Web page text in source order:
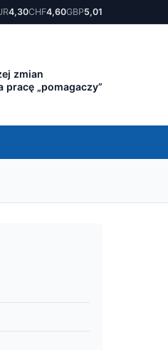
4,30CHF4,60GBP5,01
zmian
„pomagaczy”